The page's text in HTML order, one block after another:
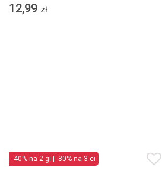
12,99 zł
-40% na 2-gi | -80% na 3-ci